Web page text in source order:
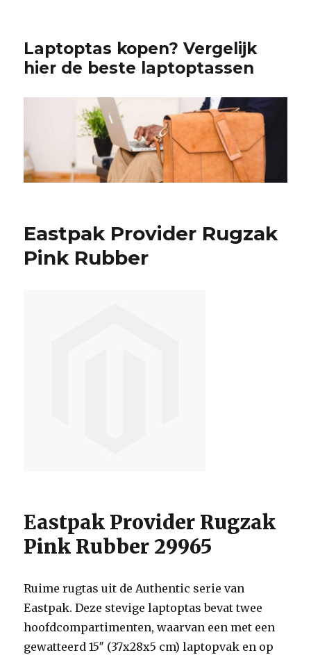
Laptoptas kopen? Vergelijk
hier de beste laptoptassen
Eastpak Provider Rugzak
Pink Rubber
Eastpak Provider Rugzak
Pink Rubber 29965
Ruime rugtas uit de Authentic serie van
Eastpak. Deze stevige laptoptas bevat twee
hoofdcompartimenten, waarvan een met een
gewatteerd 15″ (37x28x5 cm) laptopvak en op